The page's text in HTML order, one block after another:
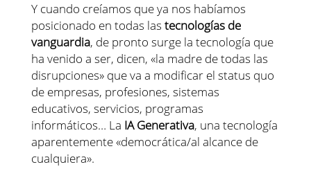
Y cuando creíamos que ya nos habíamos
posicionado en todas las tecnologías de
vanguardia, de pronto surge la tecnología que
ha venido a ser, dicen, «la madre de todas las
disrupciones» que va a modificar el status quo
de empresas, profesiones, sistemas
educativos, servicios, programas
informáticos… La IA Generativa, una tecnología
aparentemente «democrática/al alcance de
cualquiera».